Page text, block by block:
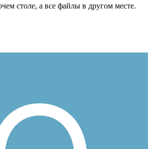
столе, а все файлы в другом месте.